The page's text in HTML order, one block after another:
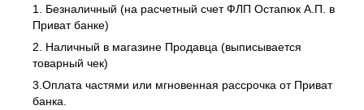
1. Безналичный (на расчетный счет ФЛП Остапюк А.П. в
Приват банке)
2. Наличный в магазине Продавца (выписывается
товарный чек)
3.Оплата частями или мгновенная рассрочка от Приват
банка.